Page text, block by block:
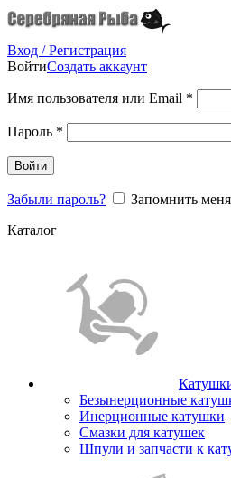
Вход / Регистрация
ВойтиСоздать аккаунт
Имя пользователя или Email *
Пароль *
Войти
Забыли пароль?
Запомнить меня
Каталог
Безынерционные
Инерционные катушки
Смазки для катушек
Шпули и запчасти к